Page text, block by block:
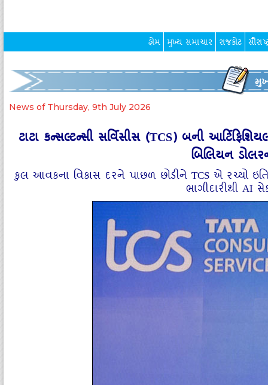
હોમ મુખ્ય સમાચાર રાજકોટ
News of Thursday, 9th July 2026
ટાટા કન્સલ્ટન્સી સર્વિસીસ (TCS) બની
બિલિયન
કુલ આવકના વિકાસ દરને પાછળ છોડીને TCS એ રચ્યો
ભાગીદારીથી AI